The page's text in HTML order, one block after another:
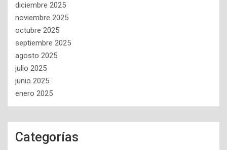
diciembre 2025
noviembre 2025
octubre 2025
septiembre 2025
agosto 2025
julio 2025
junio 2025
enero 2025
Categorías